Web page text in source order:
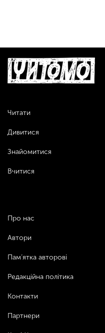
Читати
Дивитися
Знайомитися
Вчитися
Про нас
Автори
Пам’ятка авторові
Редакційна політика
Контакти
Партнери